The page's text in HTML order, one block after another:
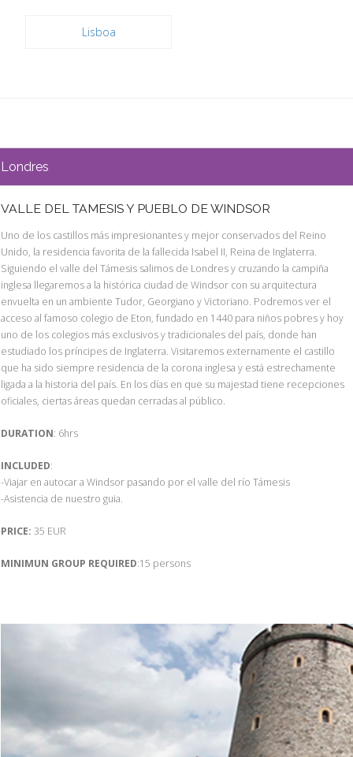
Lisboa
Londres
VALLE DEL TAMESIS Y PUEBLO DE WINDSOR
Uno de los castillos más impresionantes y mejor conservados del Reino
Unido, la residencia favorita de la fallecida Isabel II, Reina de Inglaterra.
Siguiendo el valle del Támesis salimos de Londres y cruzando la campiña
inglesa llegaremos a la histórica ciudad de Windsor con su arquitectura
envuelta en un ambiente Tudor, Georgiano y Victoriano. Podremos ver el
acceso al famoso colegio de Eton, fundado en 1440 para niños pobres y hoy
uno de los colegios más exclusivos y tradicionales del país, donde han
estudiado los príncipes de Inglaterra. Visitaremos externamente el castillo
que ha sido siempre residencia de la corona inglesa y está estrechamente
ligada a la historia del país. En los días en que su majestad tiene recepciones
oficiales, ciertas áreas quedan cerradas al público.
DURATION: 6hrs
INCLUDED:
-Viajar en autocar a Windsor pasando por el valle del río Támesis
-Asistencia de nuestro guia.
PRICE: 35 EUR
MINIMUN GROUP REQUIRED:15 persons